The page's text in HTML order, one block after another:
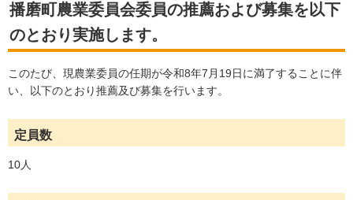
播磨町農業委員会委員の推薦および募集を以下
のとおり実施します。
このたび、現農業委員の任期が令和8年7月19日に満了することに伴
い、以下のとおり推薦及び募集を行います。
定員数
10人